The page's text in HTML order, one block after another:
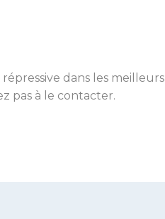
dans les meilleurs
pas à le contacter.